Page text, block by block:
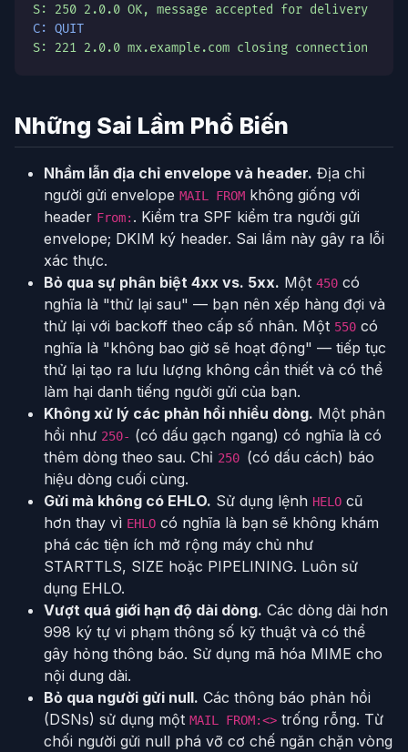
S: 250 2.0.0 OK, message accepted for delivery
C: QUIT
S: 221 2.0.0 mx.example.com closing connection
Những Sai Lầm Phổ Biến
Nhầm lẫn địa chỉ envelope và header. Địa chỉ
người gửi envelope MAIL FROM không giống với
header From: . Kiểm tra SPF kiểm tra người gửi
envelope; DKIM ký header. Sai lầm này gây ra lỗi
xác thực.
Bỏ qua sự phân biệt 4xx vs. 5xx. Một 450 có
nghĩa là "thử lại sau" — bạn nên xếp hàng đợi và
thử lại với backoff theo cấp số nhân. Một 550 có
nghĩa là "không bao giờ sẽ hoạt động" — tiếp tục
thử lại tạo ra lưu lượng không cần thiết và có thể
làm hại danh tiếng người gửi của bạn.
Không xử lý các phản hồi nhiều dòng. Một phản
hồi như 250- (có dấu gạch ngang) có nghĩa là có
thêm dòng theo sau. Chỉ 250 (có dấu cách) báo
hiệu dòng cuối cùng.
Gửi mà không có EHLO. Sử dụng lệnh HELO cũ
hơn thay vì EHLO có nghĩa là bạn sẽ không khám
phá các tiện ích mở rộng máy chủ như
STARTTLS, SIZE hoặc PIPELINING. Luôn sử
dụng EHLO.
Vượt quá giới hạn độ dài dòng. Các dòng dài hơn
998 ký tự vi phạm thông số kỹ thuật và có thể
gây hỏng thông báo. Sử dụng mã hóa MIME cho
nội dung dài.
Bỏ qua người gửi null. Các thông báo phản hồi
(DSNs) sử dụng một MAIL FROM:<> trống rỗng. Từ
chối người gửi null phá vỡ cơ chế ngăn chặn vòng